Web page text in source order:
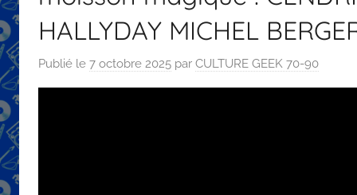
HALLYDAY MICHEL
Publié le 7 octobre 2025 par CULTURE GEEK 70-90